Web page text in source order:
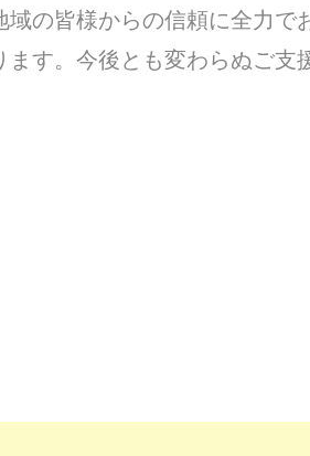
域の皆様からの信頼に全力で
ます。今後とも変わらぬご支